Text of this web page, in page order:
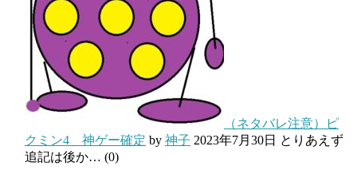
（ネタバレ注意）ピ
クミン4 神ゲー確定 by 神子 2023年7月30日 とりあえず
追記は後か… (0)